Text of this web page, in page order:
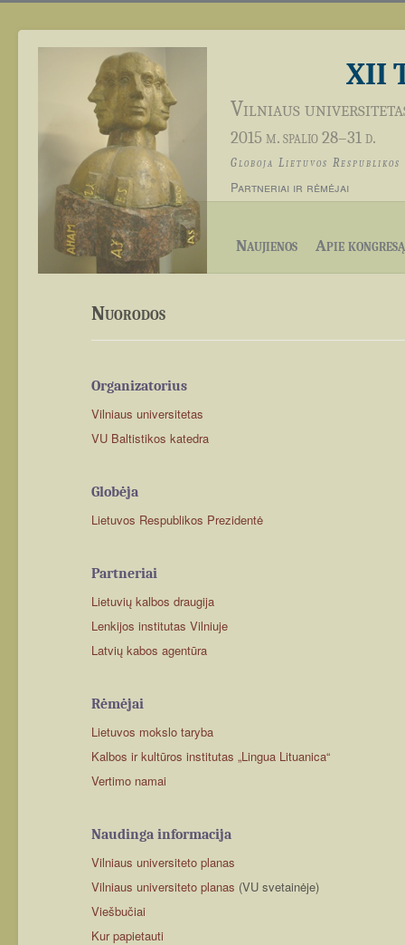
XII
Vilniaus
2015 m. spalio 28–31 d.
Globoja Lietuvos
Partneriai ir rėmėjai
Naujienos Apie kongresą
Nuorodos
Organizatorius
Vilniaus universitetas
VU Baltistikos katedra
Globėja
Lietuvos Respublikos Prezidentė
Partneriai
Lietuvių kalbos draugija
Lenkijos institutas Vilniuje
Latvių kabos agentūra
Rėmėjai
Lietuvos mokslo taryba
Kalbos ir kultūros institutas „Lingua Lituanica“
Vertimo namai
Naudinga informacija
Vilniaus universiteto planas
Vilniaus universiteto planas (VU svetainėje)
Viešbučiai
Kur papietauti